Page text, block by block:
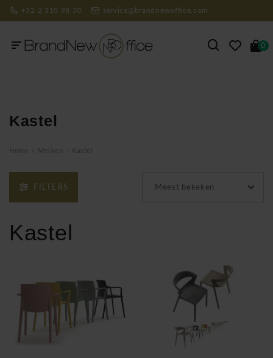
+32 2 310 98 30 service@brandnewoffice.com
0
Kastel
Home Merken Kastel
FILTERS Meest bekeken
Kastel